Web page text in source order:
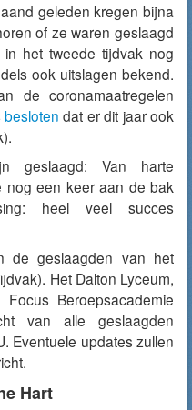
geleden kregen bijna
of ze waren geslaagd
het tweede tijdvak nog
ook uitslagen bekend.
de coronamaatregelen
besloten dat er dit jaar ook
geslaagd: Van harte
nog een keer aan de bak
heel veel succes
de geslaagden van het
Het Dalton Lyceum,
Beroepsacademie
van alle geslaagden
Eventuele updates zullen
Hart